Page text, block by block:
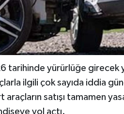
tarihinde yürürlüğe
ilgili çok sayıda iddia
araçların satışı tamamen
yol açtı.